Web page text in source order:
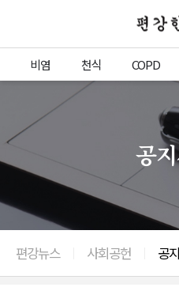
편
비염 천식 COPD
공
편강뉴스 사회공헌 공